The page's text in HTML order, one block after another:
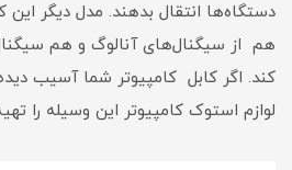
دستگاه‌ها انتقال بدهند. مدل دیگر
هم از سیگنال‌های آنالوگ و هم
کند. اگر کابل کامپیوتر شما آسیب
لوازم استوک کامپیوتر این وسیله را